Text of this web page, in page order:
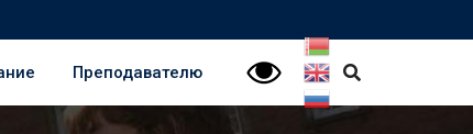
Преподавателю